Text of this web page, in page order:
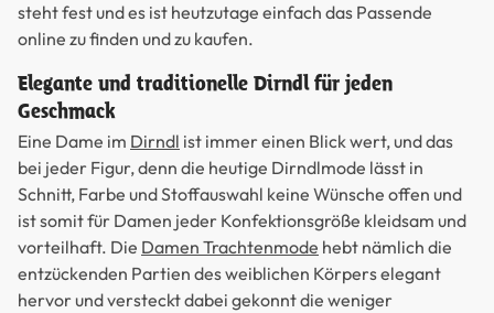
steht fest und es ist heutzutage einfach das Passende
online zu finden und zu kaufen.
Elegante und traditionelle Dirndl für jeden
Geschmack
Eine Dame im Dirndl ist immer einen Blick wert, und das
bei jeder Figur, denn die heutige Dirndlmode lässt in
Schnitt, Farbe und Stoffauswahl keine Wünsche offen und
ist somit für Damen jeder Konfektionsgröße kleidsam und
vorteilhaft. Die Damen Trachtenmode hebt nämlich die
entzückenden Partien des weiblichen Körpers elegant
hervor und versteckt dabei gekonnt die weniger